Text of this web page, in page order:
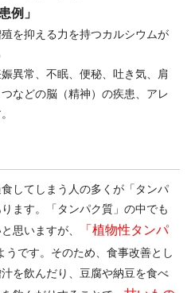
例」
を抑える力を持つカルシウムが
異常、不眠、便秘、吐き気、肩
などの脳（精神）の疾患、アレ
してしまう人の多くが「タンパ
ます。「タンパク質」の中でも
思いますが、
「植物性タンパ
うです。そのため、食事改善とし
を飲んだり、豆腐や納豆を食べ